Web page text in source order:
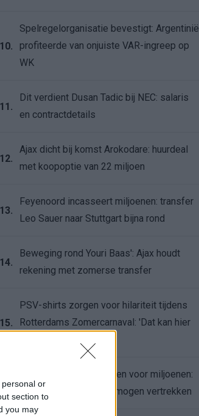
or
section to
you may
10.
Spelregelorganisatie bevestigt: Argentinië
profiteerde van onjuiste VAR-ingreep op
WK
11.
Dit verdient Dusan Tadic bij NEC: salaris
en contractdetails
12.
Ajax dicht bij komst Arokodare: huurdeal
met koopoptie van 22 miljoen
13.
Feyenoord incasseert miljoenen: transfer
Leo Sauer naar Stuttgart bijna rond
14.
Beweging rond Youri Baas': Ajax houdt
rekening met zomerse transfer
15.
PSV-shirts zorgen voor hilariteit tijdens
Rotterdams Zomercarnaval: 'Dat kan hier
16.
Feyenoord zet deur open voor miljoenen:
Ueda en Hadj Moussa mogen vertrekken